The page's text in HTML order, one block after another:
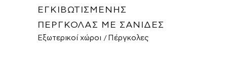
ΕΓΚΙΒΩΤΙΣΜΈΝΗΣ
ΠΈΡΓΚΟΛΑΣ ΜΕ ΣΑΝΊΔΕΣ
Εξωτερικοί χώροι Πέργκολες